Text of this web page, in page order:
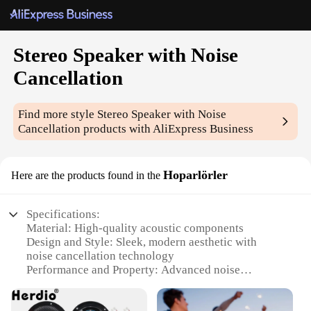
Stereo Speaker with Noise
Cancellation
Find more style Stereo Speaker with Noise
Cancellation products with AliExpress Business
Here are the products found in the Hoparlörler
Specifications:
Material: High-quality acoustic components
Design and Style: Sleek, modern aesthetic with
noise cancellation technology
Performance and Property: Advanced noise
Parts and Accessories: Includes all necessary cables